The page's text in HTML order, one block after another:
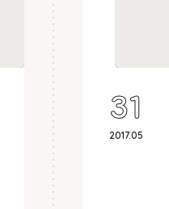
2017.05
31